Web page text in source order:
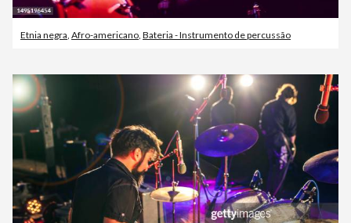
Etnia negra Afro-americano Bateria - Instrumento de percussão